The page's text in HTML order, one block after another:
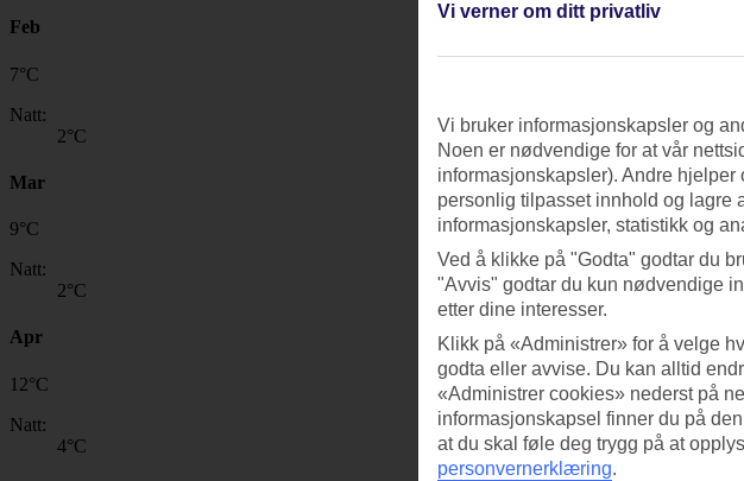
Feb
7°C
Natt:
2°C
Mar
9°C
Natt:
2°C
Apr
12°C
Natt:
4°C
Vi verner om ditt privatliv
Vi bruker informasjonskapsler og
Noen er nødvendige for at vår
informasjonskapsler). Andre
personlig tilpasset innhold og lagre
informasjonskapsler, statistikk og
Ved å klikke på "Godta" godtar du
"Avvis" godtar du kun nødvendige
etter dine interesser.
Klikk på «Administrer» for å velge
godta eller avvise. Du kan alltid
«Administrer cookies» nederst på
informasjonskapsel finner du på
at du skal føle deg trygg på at
personvernerklæring.